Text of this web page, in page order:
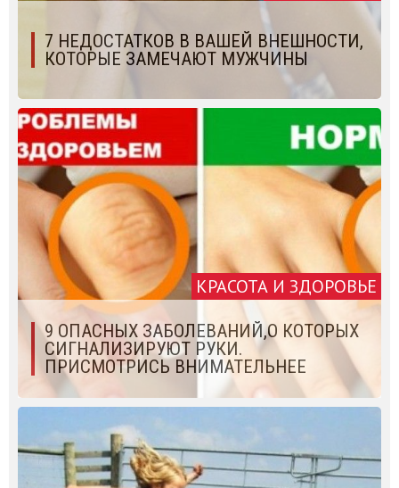
7 НЕДОСТАТКОВ В ВАШЕЙ ВНЕШНОСТИ,
КОТОРЫЕ ЗАМЕЧАЮТ МУЖЧИНЫ
КРАСОТА И ЗДОРОВЬЕ
9 ОПАСНЫХ ЗАБОЛЕВАНИЙ,О КОТОРЫХ
СИГНАЛИЗИРУЮТ РУКИ.
ПРИСМОТРИСЬ ВНИМАТЕЛЬНЕЕ